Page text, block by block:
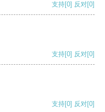
支持[0] 反对[0]
支持[0] 反对[0]
支持[0] 反对[0]